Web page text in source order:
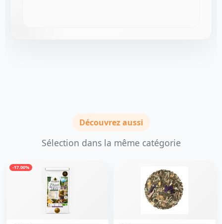
Découvrez aussi
Sélection dans la même catégorie
-17.00%